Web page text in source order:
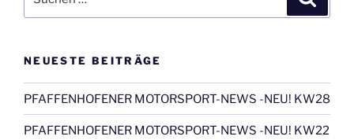
nach:
NEUESTE BEITRÄGE
PFAFFENHOFENER MOTORSPORT-NEWS -NEU! KW28
PFAFFENHOFENER MOTORSPORT-NEWS -NEU! KW22